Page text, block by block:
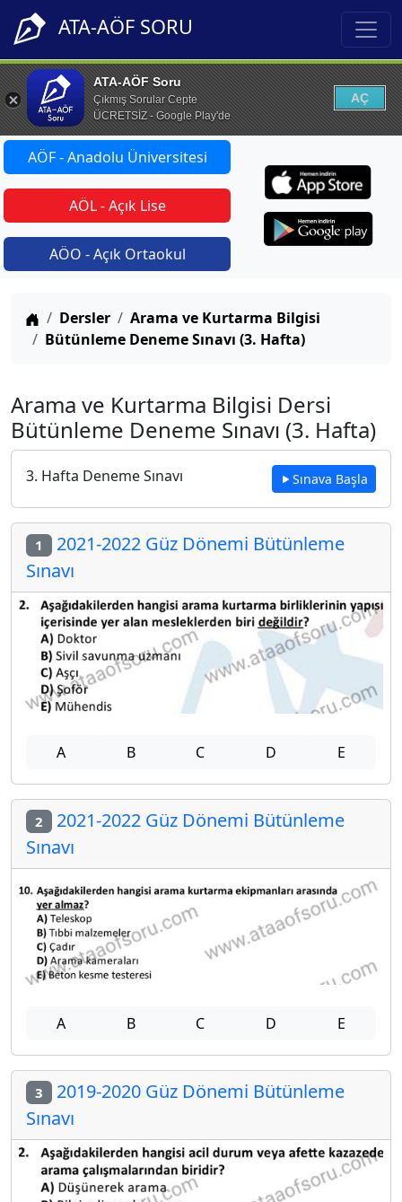
ATA-AÖF SORU
ATA-AÖF Soru
Çıkmış Sorular Cepte
ÜCRETSİZ - Google Play'de
AÇ
AÖF - Anadolu Üniversitesi
AÖL - Açık Lise
AÖO - Açık Ortaokul
Anasayfa
Dersler
Arama ve Kurtarma Bilgisi
Bütünleme Deneme Sınavı (3. Hafta)
Arama ve Kurtarma Bilgisi Dersi
Bütünleme Deneme Sınavı (3. Hafta)
3. Hafta Deneme Sınavı Sınava Başla
1 2021-2022 Güz Dönemi Bütünleme
Sınavı
A B C D E
2 2021-2022 Güz Dönemi Bütünleme
Sınavı
A B C D E
3 2019-2020 Güz Dönemi Bütünleme
Sınavı